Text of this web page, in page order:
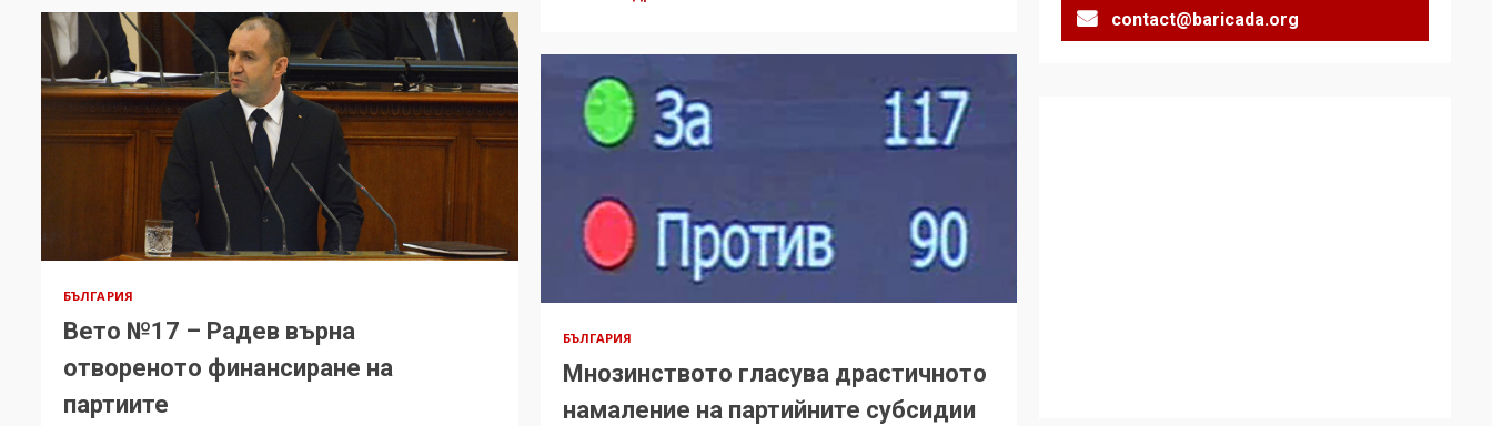
БЪЛГАРИЯ
Вето №17 – Радев върна
отвореното финансиране на
партиите
БЪЛГАРИЯ
Мнозинството гласува драстичното
намаление на партийните субсидии
contact@baricada.org